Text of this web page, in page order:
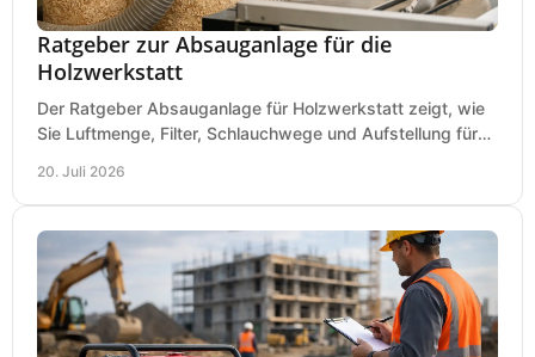
Ratgeber zur Absauganlage für die
Holzwerkstatt
Der Ratgeber Absauganlage für Holzwerkstatt zeigt, wie
Sie Luftmenge, Filter, Schlauchwege und Aufstellung für
20. Juli 2026